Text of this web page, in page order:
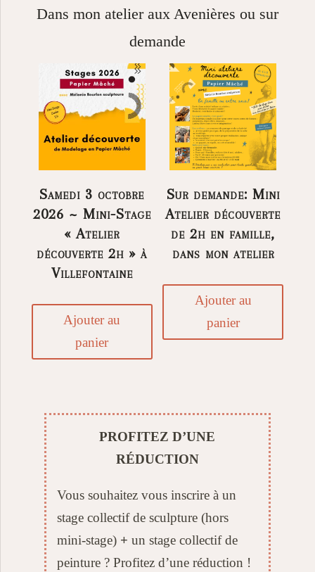
Dans mon atelier aux Avenières ou sur
demande
Samedi 3 octobre
2026 ~ Mini-Stage
« Atelier
découverte 2h » à
Villefontaine
Ajouter au
panier
Sur demande: Mini
Atelier découverte
de 2h en famille,
dans mon atelier
Ajouter au
panier
PROFITEZ D’UNE
RÉDUCTION
Vous souhaitez vous inscrire à un
stage collectif de sculpture (hors
mini-stage) + un stage collectif de
peinture ? Profitez d’une réduction !